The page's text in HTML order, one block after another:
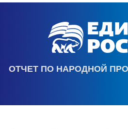
ОТЧЕТ ПО НАРОДНОЙ